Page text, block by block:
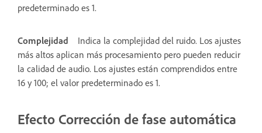
predeterminado es 1.
Complejidad
Indica la complejidad del ruido. Los ajustes
más altos aplican más procesamiento pero pueden reducir
la calidad de audio. Los ajustes están comprendidos entre
16 y 100; el valor predeterminado es 1.
Efecto Corrección de fase automática